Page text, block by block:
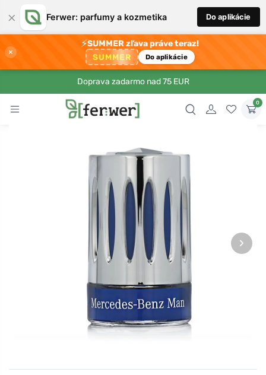
× Ferwer: parfumy a kozmetika Do aplikácie
×
⚡SUMMER zľava práve teraz!
SUMMER Do aplikácie
Doprava zadarmo nad 75 EUR
0
›